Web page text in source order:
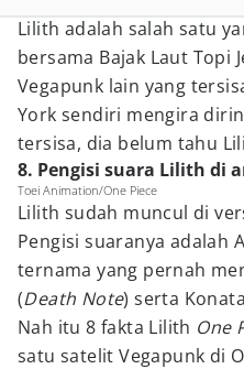
Lilith adalah salah satu
bersama Bajak Laut Topi
Vegapunk lain yang
York sendiri mengira
tersisa, dia belum tahu
8. Pengisi suara Lilith di
Toei Animation/One Piece
Lilith sudah muncul di
Pengisi suaranya adalah
ternama yang pernah
(Death Note) serta
Nah itu 8 fakta Lilith One
satu satelit Vegapunk di